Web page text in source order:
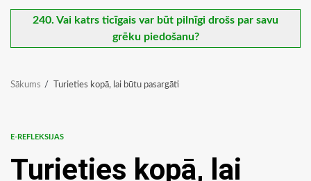
240. Vai katrs ticīgais var būt pilnīgi drošs par savu
grēku piedošanu?
Sākums Turieties kopā, lai būtu pasargāti
E-REFLEKSIJAS
Turieties kopā, lai